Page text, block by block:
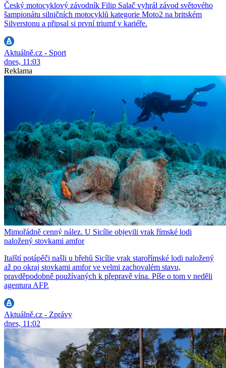
Český motocyklový závodník Filip Salač vyhrál závod světového
šampionátu silničních motocyklů kategorie Moto2 na britském
Silverstonu a připsal si první triumf v kariéře.
Aktuálně.cz - Sport
dnes, 11:03
Reklama
Mimořádně cenný nález. U Sicílie objevili vrak římské lodi
naložený stovkami amfor
Italští potápěči našli u břehů Sicílie vrak starořímské lodi naložený
až po okraj stovkami amfor ve velmi zachovalém stavu,
pravděpodobně používaných k přepravě vína. Píše o tom v neděli
agentura AFP.
Aktuálně.cz - Zprávy
dnes, 11:02